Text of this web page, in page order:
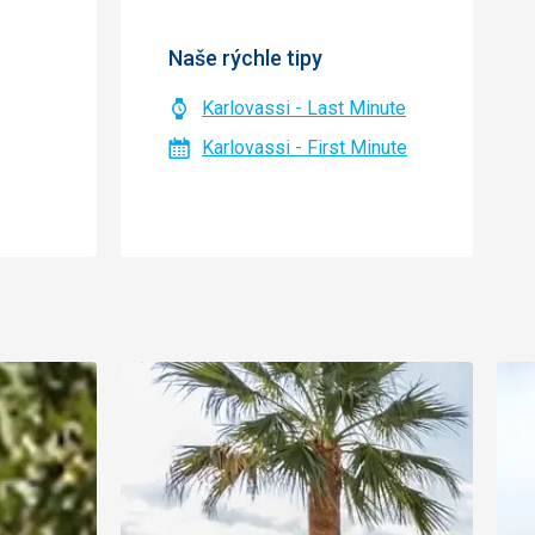
Naše rýchle tipy
Karlovassi - Last Minute
Karlovassi - First Minute